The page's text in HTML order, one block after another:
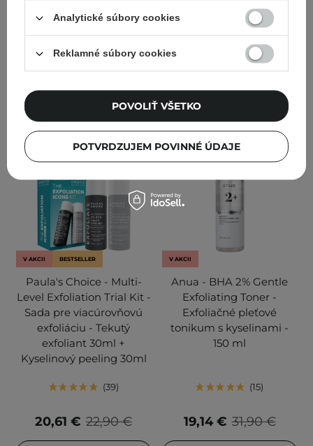
591
9,90 €
V AKCII BESTSELLER
Paula's Choice - Multi-
Level Exfoliation Trial Kit -
Sada pre viacúrovňovú
exfoliáciu - Tekutý
exfoliant 30ml +
Kyselinový peeling 30ml
39
22,90 €
20,61 €
V AKCII
Anua - BHA 2% Gentle
Exfoliating Toner -
Exfoliačné pleťové
tonikum s kyselinami -
150 ml
15
31,90 €
19,14 €
Analytické súbory cookies
Reklamné súbory cookies
POTVRDZUJEM POVINNÉ ÚDAJE
POVOLIŤ VŠETKO